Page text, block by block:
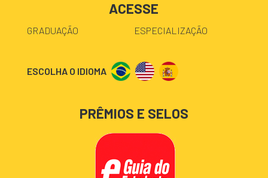
ACESSE
GRADUAÇÃO ESPECIALIZAÇÃO
ESCOLHA O IDIOMA
PRÊMIOS E SELOS